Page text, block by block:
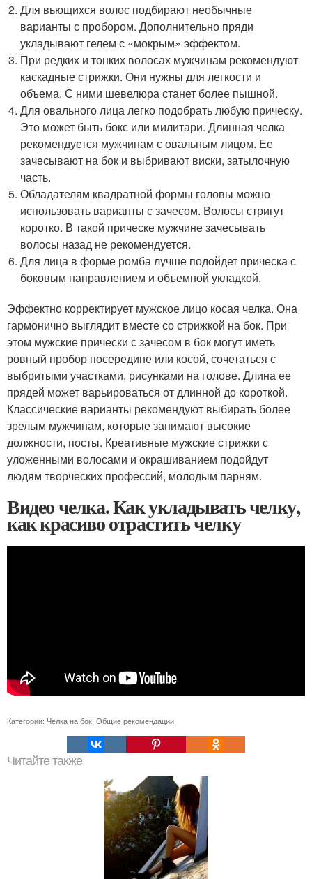
Для вьющихся волос подбирают необычные
варианты с пробором. Дополнительно пряди
укладывают гелем с «мокрым» эффектом.
При редких и тонких волосах мужчинам рекомендуют
каскадные стрижки. Они нужны для легкости и
объема. С ними шевелюра станет более пышной.
Для овального лица легко подобрать любую прическу.
Это может быть бокс или милитари. Длинная челка
рекомендуется мужчинам с овальным лицом. Ее
зачесывают на бок и выбривают виски, затылочную
часть.
Обладателям квадратной формы головы можно
использовать варианты с зачесом. Волосы стригут
коротко. В такой прическе мужчине зачесывать
волосы назад не рекомендуется.
Для лица в форме ромба лучше подойдет прическа с
боковым направлением и объемной укладкой.
Эффектно корректирует мужское лицо косая челка. Она
гармонично выглядит вместе со стрижкой на бок. При
этом мужские прически с зачесом в бок могут иметь
ровный пробор посередине или косой, сочетаться с
выбритыми участками, рисунками на голове. Длина ее
прядей может варьироваться от длинной до короткой.
Классические варианты рекомендуют выбирать более
зрелым мужчинам, которые занимают высокие
должности, посты. Креативные мужские стрижки с
уложенными волосами и окрашиванием подойдут
людям творческих профессий, молодым парням.
Видео челка. Как укладывать челку,
как красиво отрастить челку
Категории: Челка на бок Общие рекомендации
Читайте также